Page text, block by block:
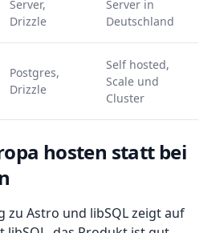
Server,
Drizzle
Server in
Deutschland
Postgres,
Drizzle
Self hosted,
Scale und
Cluster
hosten statt bei
zu Astro und libSQL zeigt auf